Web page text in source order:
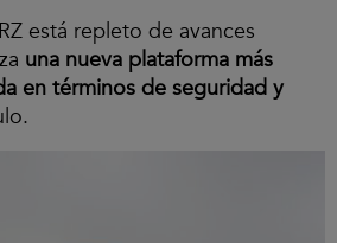
está repleto de avances
una nueva plataforma más
en términos de seguridad y